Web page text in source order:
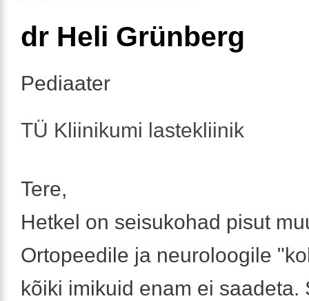
dr Heli Grünberg
Pediaater
TÜ Kliinikumi lastekliinik
Tere,
Hetkel on seisukohad pisut
Ortopeedile ja neuroloogile
kõiki imikuid enam ei saadeta.